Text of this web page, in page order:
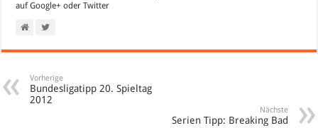
aufGoogle+ oderTwitter
Vorherige
Bundesligatipp 20. Spieltag
2012
Nächste
Serien Tipp: Breaking Bad